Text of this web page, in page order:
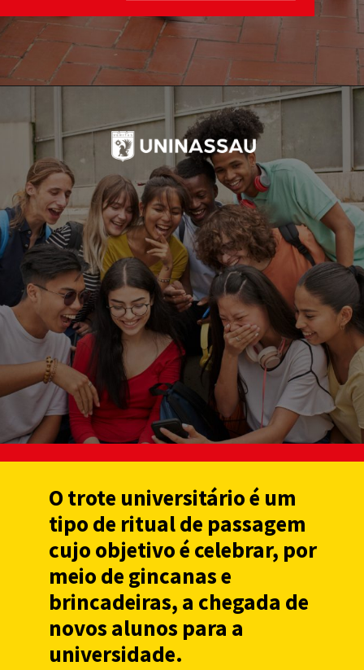
O trote universitário é um
tipo de ritual de passagem
cujo objetivo é celebrar, por
meio de gincanas e
brincadeiras, a chegada de
novos alunos para a
universidade.